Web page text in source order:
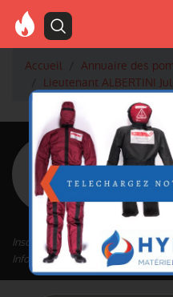
Accueil
Annuaire des
Lieutenant ALBERTINI
<
Grade :
Inscrit depuis le 16/09/2020 à
Informations mises à jour le 09/01/